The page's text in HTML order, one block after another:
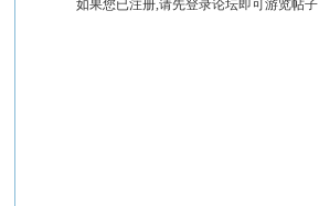
如果您已注册,请先登录论坛即可游览帖子